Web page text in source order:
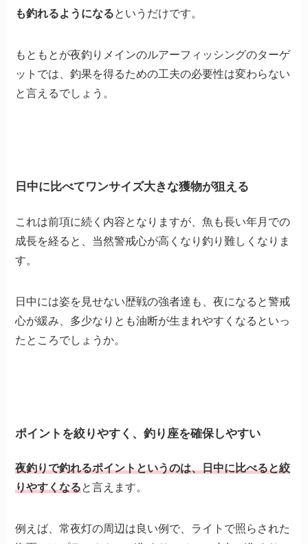
も釣れるようになるというだけです。
もともとが夜釣りメインのルアーフィッシングのターゲ
ットでは、釣果を得るための工夫の必要性は変わらない
と言えるでしょう。
日中に比べてワンサイズ大きな獲物が狙える
これは前項に続く内容となりますが、魚も長い年月での
成長を経ると、当然警戒心が高くなり釣り難しくなりま
す。
日中には姿を見せない歴戦の強者達も、夜になると警戒
心が緩み、多少なりとも油断が生まれやすくなるといっ
たところでしょうか。
ポイントを絞りやすく、釣り座を確保しやすい
夜釣りで釣れるポイントというのは、日中に比べると絞
りやすくなると言えます。
例えば、常夜灯の周辺は良い例で、ライトで照らされた